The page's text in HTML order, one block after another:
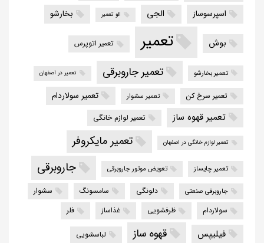
اسپرسوساز الجی الو تعمیر بخارشو
بوش تعمیر تعمیر اتوپرس
تعمیر بخارشو تعمیر جاروبرقی تعمیر در اصفهان
تعمیر سرخ کن تعمیر سشوار تعمیر سولاردام
تعمیر قهوه ساز تعمیر لوازم خانگی
تعمیر لوازم خانگی در اصفهان تعمیر مایکروفر
تعمیر چایساز تعویض موتور جاروبرقی جاروبرقی
جاروبرقی صنعتی دلونگی سامسونگ
سشوار
سولاردام
ظرفشویی غذاساز فلر
فیلیپس قهوه ساز لباسشویی